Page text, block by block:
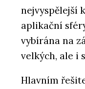
nejvyspělejší
aplikační
vybírána na
velkých, ale i
Hlavním